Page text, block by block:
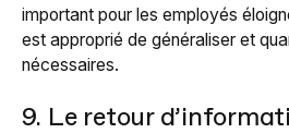
important pour les employés
est approprié de généraliser et
nécessaires.
9. Le retour